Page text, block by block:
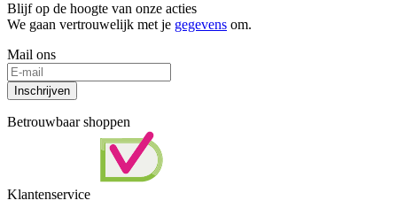
Blijf op de hoogte van onze acties
We gaan vertrouwelijk met je gegevens om.
Mail ons
Inschrijven
Betrouwbaar shoppen
Klantenservice